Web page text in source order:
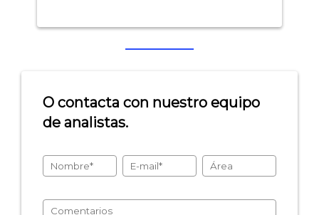
- Encuestas de NPS
- Encuestas de satisfacción de cliente
- Investigación de mercados
O contacta con nuestro equipo
de analistas.